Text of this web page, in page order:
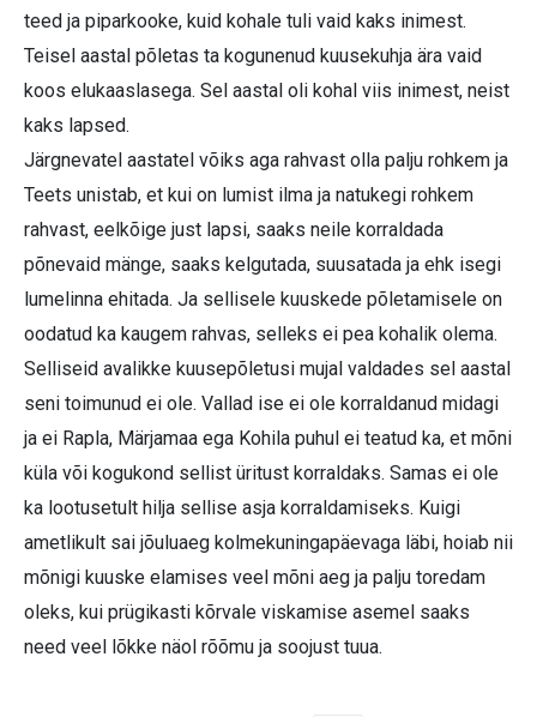
teed ja piparkooke, kuid kohale tuli vaid kaks inimest.
Teisel aastal põletas ta kogunenud kuusekuhja ära vaid
koos elukaaslasega. Sel aastal oli kohal viis inimest, neist
kaks lapsed.
Järgnevatel aastatel võiks aga rahvast olla palju rohkem ja
Teets unistab, et kui on lumist ilma ja natukegi rohkem
rahvast, eelkõige just lapsi, saaks neile korraldada
põnevaid mänge, saaks kelgutada, suusatada ja ehk isegi
lumelinna ehitada. Ja sellisele kuuskede põletamisele on
oodatud ka kaugem rahvas, selleks ei pea kohalik olema.
Selliseid avalikke kuusepõletusi mujal valdades sel aastal
seni toimunud ei ole. Vallad ise ei ole korraldanud midagi
ja ei Rapla, Märjamaa ega Kohila puhul ei teatud ka, et mõni
küla või kogukond sellist üritust korraldaks. Samas ei ole
ka lootusetult hilja sellise asja korraldamiseks. Kuigi
ametlikult sai jõuluaeg kolmekuningapäevaga läbi, hoiab nii
mõnigi kuuske elamises veel mõni aeg ja palju toredam
oleks, kui prügikasti kõrvale viskamise asemel saaks
need veel lõkke näol rõõmu ja soojust tuua.